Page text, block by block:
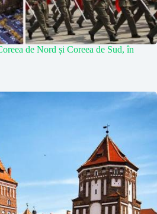
de Nord și Coreea de Sud, în